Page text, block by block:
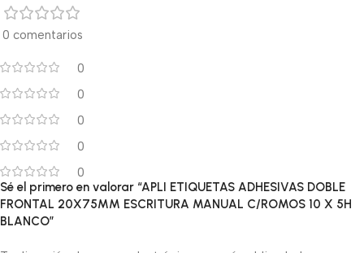
0 comentarios
0
0
0
0
0
Sé el primero en valorar “APLI ETIQUETAS ADHESIVAS DOBLE
FRONTAL 20X75MM ESCRITURA MANUAL C/ROMOS 10 X 5H
BLANCO”